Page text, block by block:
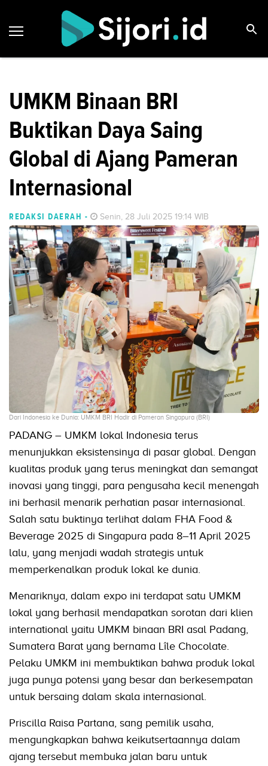
UMKM Binaan BRI
Buktikan Daya Saing
Global di Ajang Pameran
Internasional
REDAKSI DAERAH - Senin, 28 Juli 2025 19:14 WIB
Dari Indonesia ke Dunia: UMKM BRI Hadir di Pameran Singapura (BRI)
PADANG – UMKM lokal Indonesia terus
menunjukkan eksistensinya di pasar global. Dengan
kualitas produk yang terus meningkat dan semangat
inovasi yang tinggi, para pengusaha kecil menengah
ini berhasil menarik perhatian pasar internasional.
Salah satu buktinya terlihat dalam FHA Food &
Beverage 2025 di Singapura pada 8–11 April 2025
lalu, yang menjadi wadah strategis untuk
memperkenalkan produk lokal ke dunia.
Menariknya, dalam expo ini terdapat satu UMKM
lokal yang berhasil mendapatkan sorotan dari klien
international yaitu UMKM binaan BRI asal Padang,
Sumatera Barat yang bernama Lîle Chocolate.
Pelaku UMKM ini membuktikan bahwa produk lokal
juga punya potensi yang besar dan berkesempatan
untuk bersaing dalam skala internasional.
Priscilla Raisa Partana, sang pemilik usaha,
mengungkapkan bahwa keikutsertaannya dalam
ajang tersebut membuka jalan baru untuk